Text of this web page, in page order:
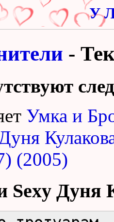
У
-
Умка и
(2005)
Sexy Дуня